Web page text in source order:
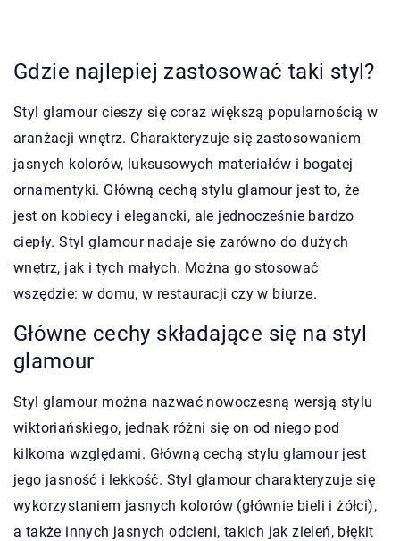
Gdzie najlepiej zastosować taki styl?
Styl glamour cieszy się coraz większą popularnością w
aranżacji wnętrz. Charakteryzuje się zastosowaniem
jasnych kolorów, luksusowych materiałów i bogatej
ornamentyki. Główną cechą stylu glamour jest to, że
jest on kobiecy i elegancki, ale jednocześnie bardzo
ciepły. Styl glamour nadaje się zarówno do dużych
wnętrz, jak i tych małych. Można go stosować
wszędzie: w domu, w restauracji czy w biurze.
Główne cechy składające się na styl
glamour
Styl glamour można nazwać nowoczesną wersją stylu
wiktoriańskiego, jednak różni się on od niego pod
kilkoma względami. Główną cechą stylu glamour jest
jego jasność i lekkość. Styl glamour charakteryzuje się
wykorzystaniem jasnych kolorów (głównie bieli i żółci),
a także innych jasnych odcieni, takich jak zieleń, błękit